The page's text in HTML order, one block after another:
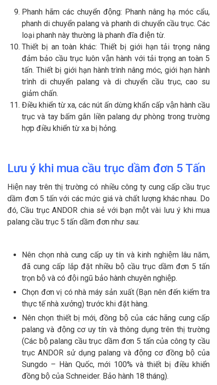
Phanh hãm các chuyển động: Phanh nâng hạ móc cẩu,
phanh di chuyển palang và phanh di chuyển cầu trục. Các
loại phanh này thường là phanh đĩa điện từ.
Thiết bị an toàn khác: Thiết bị giới hạn tải trọng nâng
đảm bảo cầu trục luôn vận hành với tải trọng an toàn 5
tấn. Thiết bị giới hạn hành trình nâng móc, giới hạn hành
trình di chuyển palang và di chuyển cầu trục, cao su
giảm chấn.
Điều khiển từ xa, các nút ấn dừng khẩn cấp vận hành cầu
trục và tay bấm gắn liền palang dự phòng trong trường
hợp điều khiển từ xa bị hỏng.
Lưu ý khi mua cầu trục dầm đơn 5 Tấn
Hiện nay trên thị trường có nhiều công ty cung cấp cầu trục
dầm đơn 5 tấn với các mức giá và chất lượng khác nhau. Do
đó, Cầu trục ANDOR chia sẻ với bạn một vài lưu ý khi mua
palang cầu trục 5 tấn dầm đơn như sau:
Nên chọn nhà cung cấp uy tín và kinh nghiệm lâu năm,
đã cung cấp lắp đặt nhiều bộ cầu trục dầm đơn 5 tấn
trọn bộ và có đội ngũ bảo hành chuyên nghiệp.
Chọn đơn vị có nhà máy sản xuất (Bạn nên đến kiểm tra
thực tế nhà xưởng) trước khi đặt hàng.
Nên chọn thiết bị mới, đồng bộ của các hãng cung cấp
palang và động cơ uy tín và thông dụng trên thị trường
(Các bộ palang cầu trục dầm đơn 5 tấn của công ty cầu
trục ANDOR sử dụng palang và động cơ đồng bộ của
Sungdo – Hàn Quốc, mới 100% và thiết bị điều khiển
đồng bộ của Schneider. Bảo hành 18 tháng).